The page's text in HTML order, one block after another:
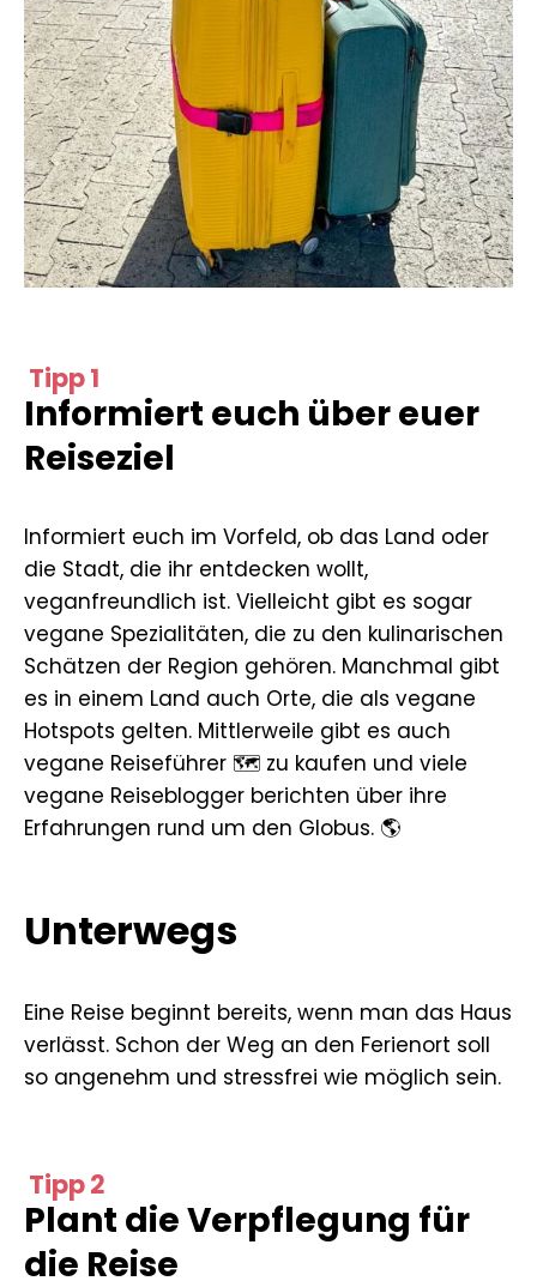
Tipp 1
Informiert euch über euer
Reiseziel
Informiert euch im Vorfeld, ob das Land oder
die Stadt, die ihr entdecken wollt,
veganfreundlich ist. Vielleicht gibt es sogar
vegane Spezialitäten, die zu den kulinarischen
Schätzen der Region gehören. Manchmal gibt
es in einem Land auch Orte, die als vegane
Hotspots gelten. Mittlerweile gibt es auch
vegane Reiseführer 🗺️ zu kaufen und viele
vegane Reiseblogger berichten über ihre
Erfahrungen rund um den Globus. 🌎
Unterwegs
Eine Reise beginnt bereits, wenn man das Haus
verlässt. Schon der Weg an den Ferienort soll
so angenehm und stressfrei wie möglich sein.
Tipp 2
Plant die Verpflegung für
die Reise